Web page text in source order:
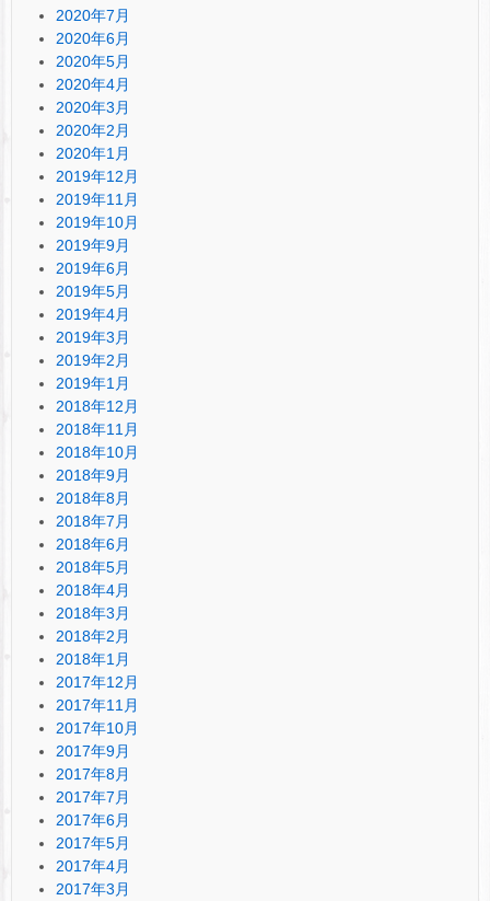
2020年7月
2020年6月
2020年5月
2020年4月
2020年3月
2020年2月
2020年1月
2019年12月
2019年11月
2019年10月
2019年9月
2019年6月
2019年5月
2019年4月
2019年3月
2019年2月
2019年1月
2018年12月
2018年11月
2018年10月
2018年9月
2018年8月
2018年7月
2018年6月
2018年5月
2018年4月
2018年3月
2018年2月
2018年1月
2017年12月
2017年11月
2017年10月
2017年9月
2017年8月
2017年7月
2017年6月
2017年5月
2017年4月
2017年3月